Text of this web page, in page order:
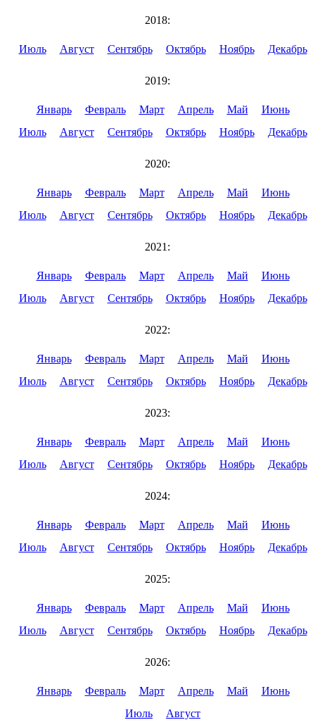
2018:
Июль Август Сентябрь Октябрь Ноябрь Декабрь
2019:
Январь Февраль Март Апрель Май
Июнь
Июль
Август Сентябрь Октябрь Ноябрь Декабрь
2020:
Январь Февраль Март Апрель Май
Июнь
Июль
Август Сентябрь Октябрь Ноябрь Декабрь
2021:
Январь Февраль Март Апрель Май
Июнь
Июль
Август Сентябрь Октябрь Ноябрь Декабрь
2022:
Январь Февраль Март Апрель Май
Июнь
Июль
Август Сентябрь Октябрь Ноябрь Декабрь
2023:
Январь Февраль Март Апрель Май
Июнь
Июль
Август Сентябрь Октябрь Ноябрь Декабрь
2024:
Январь Февраль Март Апрель Май
Июнь
Июль
Август Сентябрь Октябрь Ноябрь Декабрь
2025:
Январь Февраль Март Апрель Май
Июнь
Июль
Август Сентябрь Октябрь Ноябрь Декабрь
2026:
Январь Февраль Март Апрель Май
Июнь
Июль
Август